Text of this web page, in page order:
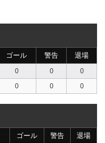
ゴール 警告 退場
0 0
0
0 0 0
ゴール 警告 退場